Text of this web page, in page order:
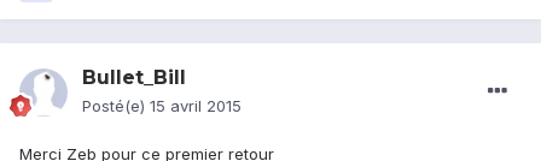
Bullet_Bill
Posté(e) 15 avril 2015
Merci Zeb pour ce premier retour